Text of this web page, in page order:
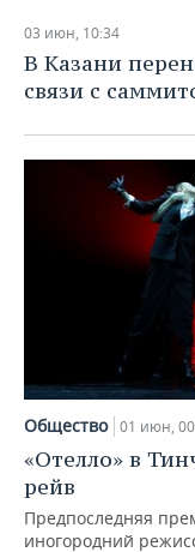
03 июн, 10:34
В Казани
связи с
Общество 01 июн,
«Отелло» в
рейв
Предпоследняя
иногородний